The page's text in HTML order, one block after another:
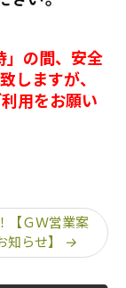
」の間、安全
しますが、
用をお願い
【ＧＷ営業案
知らせ】
→